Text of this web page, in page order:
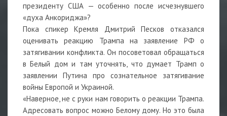
президенту США — особенно после исчезнувшего
«духа Анкориджа»?
Пока спикер Кремля Дмитрий Песков отказался
оценивать реакцию Трампа на заявление РФ о
затягивании конфликта. Он посоветовал обращаться
в Белый дом и там уточнять, что думает Трамп о
заявлении Путина про сознательное затягивание
войны Европой и Украиной.
«Наверное, не с руки нам говорить о реакции Трампа.
Адресовать вопрос можно Белому дому. Но это была